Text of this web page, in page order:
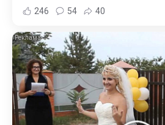
246 54 40